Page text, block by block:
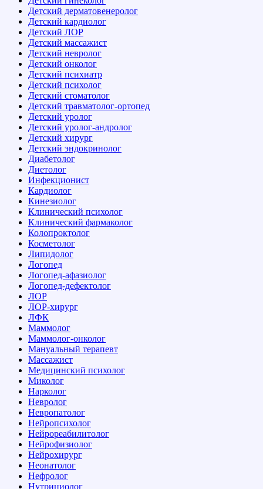
Детский дерматовенеролог
Детский кардиолог
Детский ЛОР
Детский массажист
Детский невролог
Детский онколог
Детский психиатр
Детский психолог
Детский стоматолог
Детский травматолог-ортопед
Детский уролог
Детский уролог-андролог
Детский хирург
Детский эндокринолог
Диабетолог
Диетолог
Инфекционист
Кардиолог
Кинезиолог
Клинический психолог
Клинический фармаколог
Колопроктолог
Косметолог
Липидолог
Логопед
Логопед-афазиолог
Логопед-дефектолог
ЛОР
ЛОР-хирург
ЛФК
Маммолог
Маммолог-онколог
Мануальный терапевт
Массажист
Медицинский психолог
Миколог
Нарколог
Невролог
Невропатолог
Нейропсихолог
Нейрореабилитолог
Нейрофизиолог
Нейрохирург
Неонатолог
Нефролог
Нутрициолог